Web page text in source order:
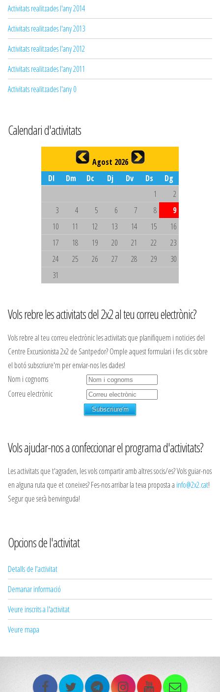
Activitats realitzades l'any 2014
Activitats realitzades l'any 2013
Activitats realitzades l'any 2012
Activitats realitzades l'any 2011
Activitats realitzades l'any 0
Calendari d'activitats
Agost 2026
Dl
Dm Dc Dj Dv Ds
Dg
1
2
3
4 5 6 7 8
9
10
11 12 13 14 15
16
17
18 19 20 21 22
23
24
25 26 27 28 29
30
31
Vols rebre les activitats del 2x2 al teu correu electrònic?
Vols rebre al teu correu electrònic les activitats que planifiquem i noticies del
Centre Excursionista 2x2 de Santpedor? Omple aquest formulari i fes clic sobre
el botó subscriure'm per enviar-nos les dades!
Nom i cognoms
Correu electrònic
Vols ajudar-nos a confeccionar el programa d'activitats?
Les activitats que t'agraden, les vols compartir amb altres socis/es? Vols guiar-nos
en alguna ruta que et coneixes? Fes-nos arribar la teva proposta a info@2x2.cat!
Segur que serà benvinguda!
Opcions de l'activitat
Detalls de l'activitat
Demanar informació
Veure inscrits a l'activitat
Veure mapa